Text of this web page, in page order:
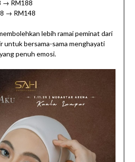
→ RM188
→ RM148
lebih ramai peminat dari
untuk bersama-sama menghayati
penuh emosi.